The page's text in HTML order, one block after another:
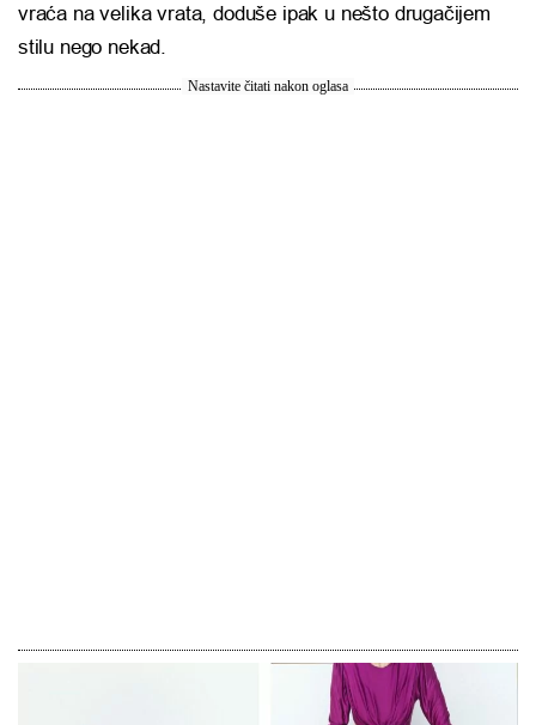
vraća na velika vrata, doduše ipak u nešto drugačijem
stilu nego nekad.
Nastavite čitati nakon oglasa